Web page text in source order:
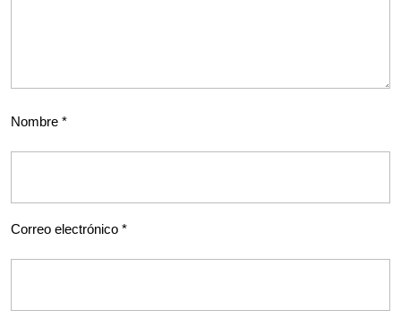
Nombre *
Correo electrónico *